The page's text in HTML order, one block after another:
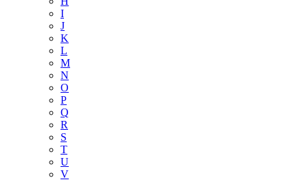
I
J
K
L
M
N
O
P
Q
R
S
T
U
V